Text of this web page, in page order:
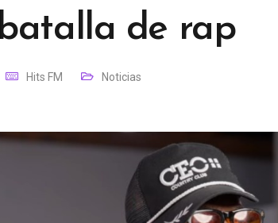
de rap
Hits FM Noticias